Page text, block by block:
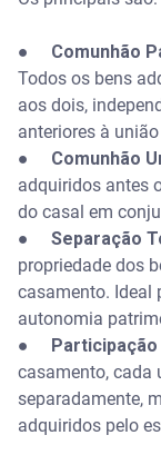
● Comunhão
Todos os bens
aos dois,
anteriores à
● Comunhão
adquiridos antes
do casal em
● Separação
propriedade dos
casamento. Ideal
autonomia
●
casamento, cada
separadamente,
adquiridos pelo